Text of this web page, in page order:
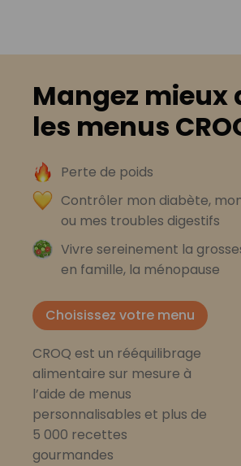
Mangez mieux
les menus
Perte de poids
Contrôler mon diabète,
ou mes troubles digestifs
Vivre sereinement la
en famille, la ménopause
Choisissez votre menu
CROQ est un rééquilibrage
alimentaire sur mesure à
l’aide de menus
personnalisables et plus de
5 000 recettes
gourmandes